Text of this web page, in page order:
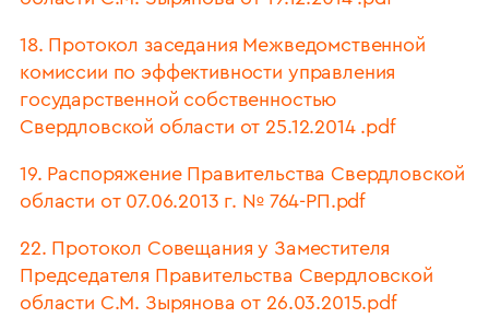
18. Протокол заседания Межведомственной
комиссии по эффективности управления
государственной собственностью
Свердловской области от 25.12.2014 .pdf
19. Распоряжение Правительства Свердловской
области от 07.06.2013 г. № 764-РП.pdf
22. Протокол Совещания у Заместителя
Председателя Правительства Свердловской
области С.М. Зырянова от 26.03.2015.pdf